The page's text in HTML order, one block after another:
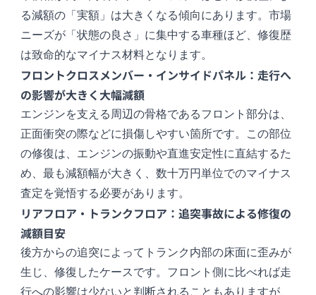
る減額の「実額」は大きくなる傾向にあります。市場
ニーズが「状態の良さ」に集中する車種ほど、修復歴
は致命的なマイナス材料となります。
フロントクロスメンバー・インサイドパネル：走行へ
の影響が大きく大幅減額
エンジンを支える周辺の骨格であるフロント部分は、
正面衝突の際などに損傷しやすい箇所です。この部位
の修復は、エンジンの振動や直進安定性に直結するた
め、最も減額幅が大きく、数十万円単位でのマイナス
査定を覚悟する必要があります。
リアフロア・トランクフロア：追突事故による修復の
減額目安
後方からの追突によってトランク内部の床面に歪みが
生じ、修復したケースです。フロント側に比べれば走
行への影響は少ないと判断されることもありますが、